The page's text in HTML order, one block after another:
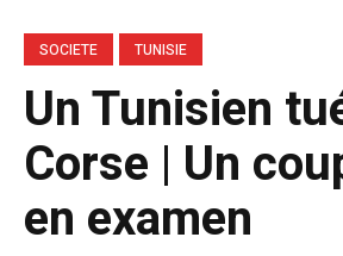
SOCIETE TUNISIE
Un Tunisien
Corse | Un
en examen